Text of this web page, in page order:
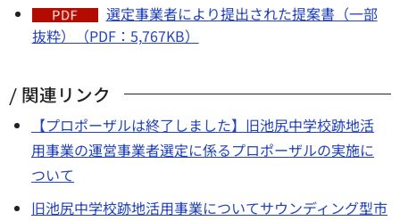
選定事業者により提出された提案書（一部
抜粋）（PDF：5,767KB）
関連リンク
【プロポーザルは終了しました】旧池尻中学校跡地活
用事業の運営事業者選定に係るプロポーザルの実施に
ついて
旧池尻中学校跡地活用事業についてサウンディング型市